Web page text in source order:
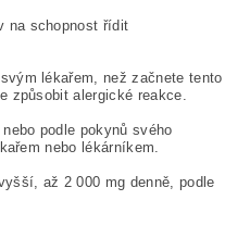
na schopnost řídit
lékařem, než začnete tento
způsobit alergické reakce.
podle pokynů svého
nebo lékárníkem.
až 2 000 mg denně, podle